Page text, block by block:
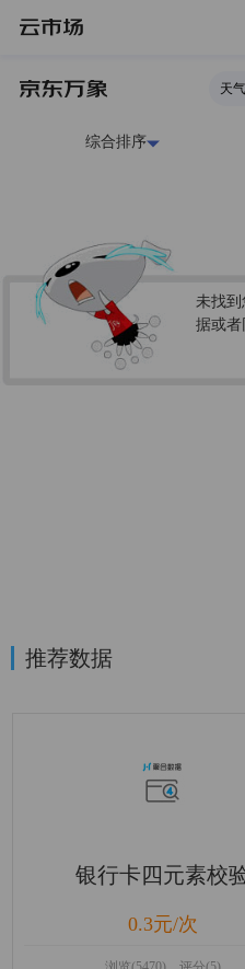
综合排序
未找
据或者
推荐数据
银行卡四元素校
0.3元/次